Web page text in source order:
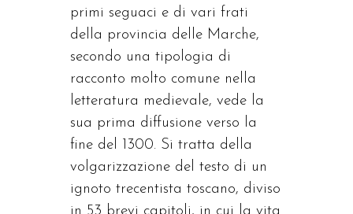
primi seguaci e di vari frati
della provincia delle Marche,
secondo una tipologia di
racconto molto comune nella
letteratura medievale, vede la
sua prima diffusione verso la
fine del 1300. Si tratta della
volgarizzazione del testo di un
ignoto trecentista toscano, diviso